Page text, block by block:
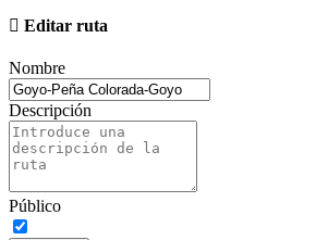
Editar ruta
Nombre
Descripción
Público